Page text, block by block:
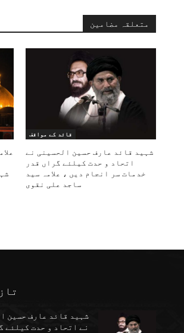
متعلقہ مضامین
قائد کے مواقف
شہید قائد عارف حسین الحسینی نے
اتحاد و حدت کیلئے گراں قدر
خدمات سر انجام دیں ، علامہ سید
ساجد علی نقوی
شہید قائد عارف حسین
نے اتحاد و حدت کیلئے